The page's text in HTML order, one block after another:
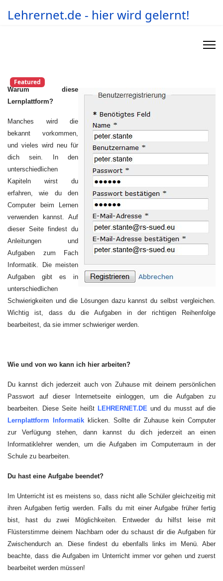
Lehrernet.de - hier wird gelernt!
Featured
Warum diese
Lernplattform?
Manches wird die
bekannt vorkommen,
und vieles wird neu für
dich sein. In den
unterschiedlichen
Kapiteln wirst du
erfahren, wie du den
Computer beim Lernen
verwenden kannst. Auf
dieser Seite findest du
Anleitungen und
Aufgaben zum Fach
Informatik. Die meisten
Aufgaben gibt es in
unterschiedlichen
Schwierigkeiten und die Lösungen dazu kannst du selbst vergleichen.
Wichtig ist, dass du die Aufgaben in der richtigen Reihenfolge
bearbeitest, da sie immer schwieriger werden.
Wie und von wo kann ich hier arbeiten?
Du kannst dich jederzeit auch von Zuhause mit deinem persönlichen
Passwort auf dieser Internetseite einloggen, um die Aufgaben zu
bearbeiten. Diese Seite heißt LEHRERNET.DEund du musst auf die
Lernplattform Informatik klicken. Sollte dir Zuhause kein Computer
zur Verfügung stehen, dann kannst du dich jederzeit an einen
Informatiklehrer wenden, um die Aufgaben im Computerraum in der
Schule zu bearbeiten.
Du hast eine Aufgabe beendet?
Im Unterricht ist es meistens so, dass nicht alle Schüler gleichzeitig mit
ihren Aufgaben fertig werden. Falls du mit einer Aufgabe früher fertig
bist, hast du zwei Möglichkeiten. Entweder du hilfst leise mit
Flüsterstimme deinem Nachbarn oder du schaust dir die Aufgaben für
Zwischendurch an. Diese findest du ebenfalls links im Menü. Aber
beachte, dass die Aufgaben im Unterricht immer vor gehen und zuerst
bearbeitet werden müssen!